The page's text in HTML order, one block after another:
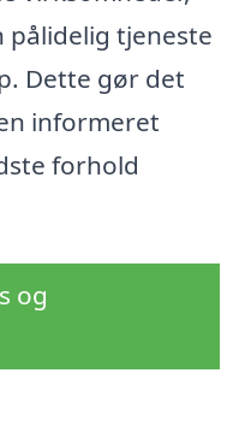
pålidelig tjeneste
Dette gør det
informeret
forhold
og